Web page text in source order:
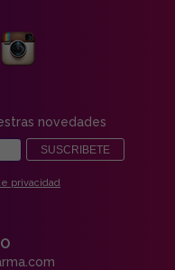
novedades
SUSCRIBETE
privacidad